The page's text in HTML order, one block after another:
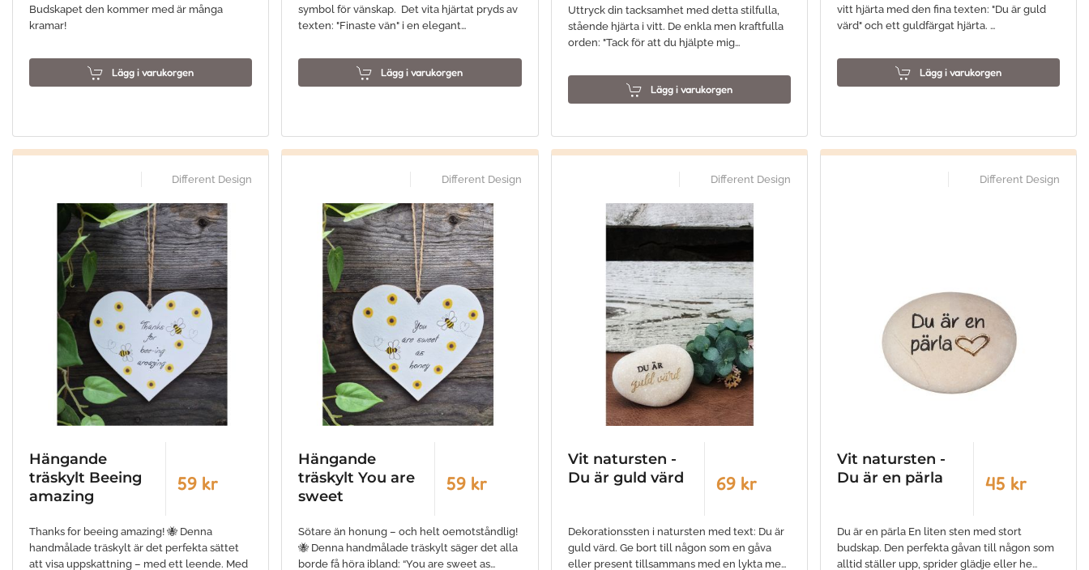
Budskapet den kommer med är många
kramar!
Lägg i varukorgen
symbol för vänskap. Det vita hjärtat pryds av
texten: "Finaste vän" i en elegant…
Lägg i varukorgen
Uttryck din tacksamhet med detta stilfulla,
stående hjärta i vitt. De enkla men kraftfulla
orden: "Tack för att du hjälpte mig…
Lägg i varukorgen
vitt hjärta med den fina texten: "Du är guld
värd" och ett guldfärgat hjärta. …
Lägg i varukorgen
Different Design
Hängande
träskylt Beeing
amazing
59 kr
Thanks for beeing amazing! 🐝 Denna
handmålade träskylt är det perfekta sättet
att visa uppskattning – med ett leende. Med
Different Design
Hängande
träskylt You are
sweet
59 kr
Sötare än honung – och helt oemotståndlig!
🐝 Denna handmålade träskylt säger det alla
borde få höra ibland: “You are sweet as…
Different Design
Vit natursten -
Du är guld värd
69 kr
Dekorationssten i natursten med text: Du är
guld värd. Ge bort till någon som en gåva
eller present tillsammans med en lykta me…
Different Design
Vit natursten -
Du är en pärla
45 kr
Du är en pärla En liten sten med stort
budskap. Den perfekta gåvan till någon som
alltid ställer upp, sprider glädje eller he…